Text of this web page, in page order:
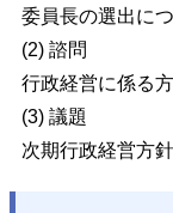
委員長の選出に
(2) 諮問
行政経営に係る
(3) 議題
次期行政経営方